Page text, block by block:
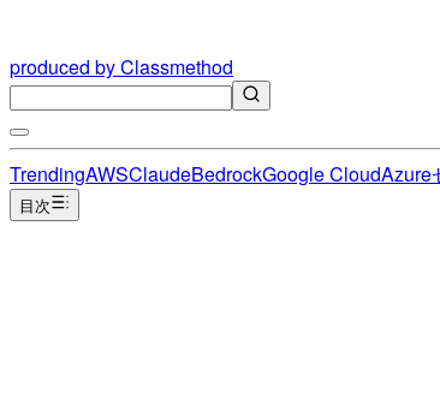
produced by Classmethod
TrendingAWSClaudeBedrockGoogle CloudAzure
目次